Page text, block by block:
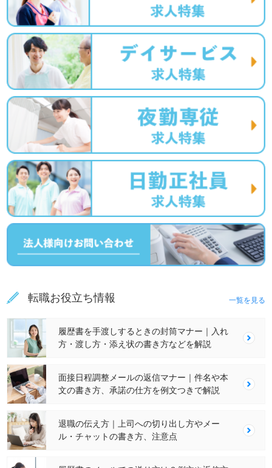
転職お役立ち情報 一覧を見る
履歴書を手渡しするときの封筒マナー｜入れ
方・渡し方・添え状の書き方などを解説
面接日程調整メールの返信マナー｜件名や本
文の書き方、承諾の仕方を例文つきで解説
退職の伝え方｜上司への切り出し方やメー
ル・チャットの書き方、注意点